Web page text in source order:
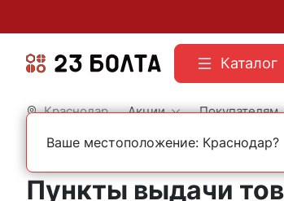
Каталог
Краснодар Акции Покупателям
Главная Контакты Новокуйбышевск
Пункты выдачи
Ваше местоположение: Краснодар?